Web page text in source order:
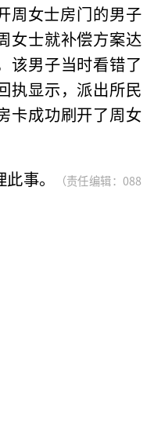
周女士房门的男子
女士就补偿方案达
该男子当时看错了
执显示，派出所民
卡成功刷开了周女
事。
（责任编辑：088